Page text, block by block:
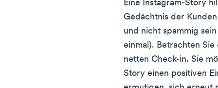
Eine Instagram-Story
Gedächtnis der
und nicht spammig
einmal). Betrachten
netten Check-in. Sie
Story einen positiven